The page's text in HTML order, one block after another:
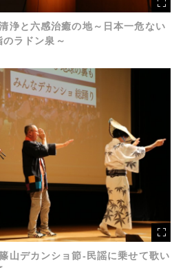
浄と六感治癒の地～日本一危ない
ラドン泉～
山デカンショ節-民謡に乗せて歌い